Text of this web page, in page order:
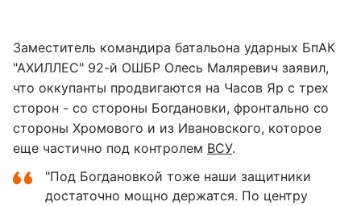
Заместитель командира батальона ударных БпАК
"АХИЛЛЕС" 92-й ОШБР Олесь Маляревич заявил,
что оккупанты продвигаются на Часов Яр с трех
сторон - со стороны Богдановки, фронтально со
стороны Хромового и из Ивановского, которое
еще частично под контролем ВСУ.
"Под Богдановкой тоже наши защитники
достаточно мощно держатся. По центру